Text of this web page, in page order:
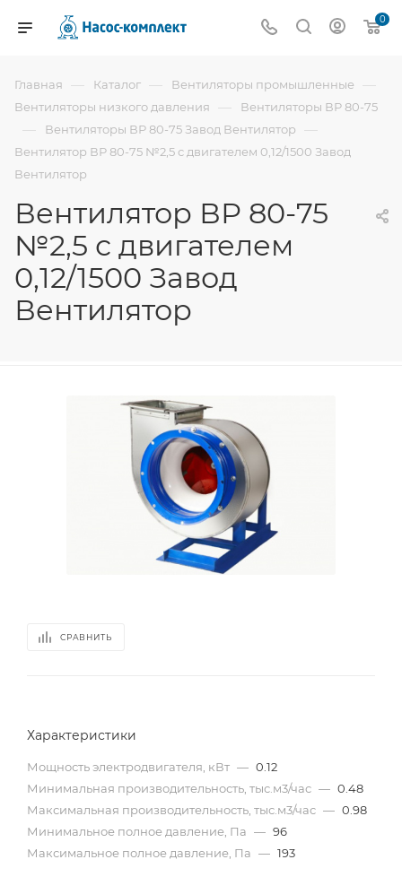
0
Главная — Каталог — Вентиляторы промышленные —
Вентиляторы низкого давления — Вентиляторы ВР 80-75
— Вентиляторы ВР 80-75 Завод Вентилятор —
Вентилятор ВР 80-75 №2,5 с двигателем 0,12/1500 Завод
Вентилятор
Вентилятор ВР 80-75
№2,5 с двигателем
0,12/1500 Завод
Вентилятор
СРАВНИТЬ
Характеристики
Мощность электродвигателя, кВт — 0.12
Минимальная производительность, тыс.м3/час — 0.48
Максимальная производительность, тыс.м3/час — 0.98
Минимальное полное давление, Па — 96
Максимальное полное давление, Па — 193